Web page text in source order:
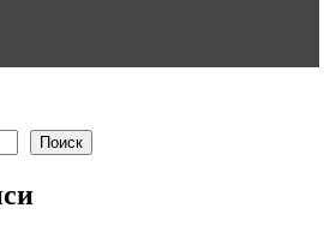
Поиск